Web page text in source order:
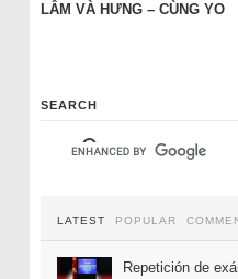
LÂM VÀ HƯNG – CÙNG YO
SEARCH
LATEST POPULAR
Repetición de